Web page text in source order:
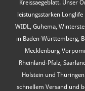
Kreissaegeblatt. Unser
leistungsstarken Longlife
WIDL, Guhema,
in Baden-Württemberg,
Mecklenburg-
Rheinland-Pfalz,
Holstein und
schnellem Versand und